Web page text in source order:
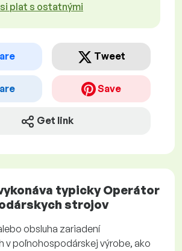
plat s ostatnými
Tweet
Save
Get link
typicky Operátor
strojov
obsluha zariadení
v poľnohospodárskej výrobe, ako